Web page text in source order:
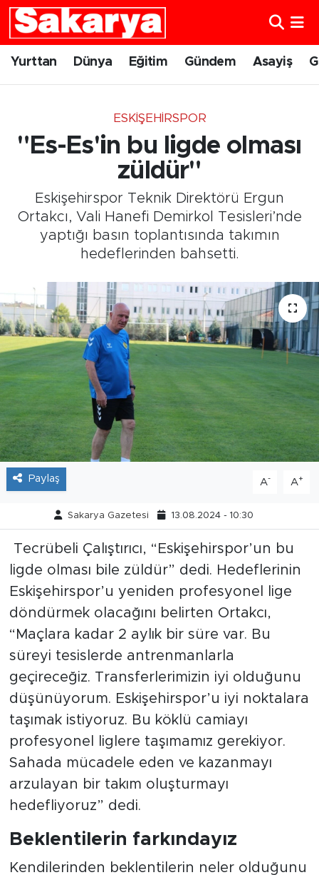
Yurttan Dünya Eğitim Gündem Asayiş
ESKIŞEHIRSPOR
"Es-Es'in bu ligde olması
züldür"
Eskişehirspor Teknik Direktörü Ergun
Ortakcı, Vali Hanefi Demirkol Tesisleri’nde
yaptığı basın toplantısında takımın
hedeflerinden bahsetti.
Paylaş A- A+
Sakarya Gazetesi 13.08.2024 - 10:30
Tecrübeli Çalıştırıcı, “Eskişehirspor’un bu
ligde olması bile züldür” dedi. Hedeflerinin
Eskişehirspor’u yeniden profesyonel lige
döndürmek olacağını belirten Ortakcı,
“Maçlara kadar 2 aylık bir süre var. Bu
süreyi tesislerde antrenmanlarla
geçireceğiz. Transferlerimizin iyi olduğunu
düşünüyorum. Eskişehirspor’u iyi noktalara
taşımak istiyoruz. Bu köklü camiayı
profesyonel liglere taşımamız gerekiyor.
Sahada mücadele eden ve kazanmayı
arzulayan bir takım oluşturmayı
hedefliyoruz” dedi.
Beklentilerin farkındayız
Kendilerinden beklentilerin neler olduğunu
Yurttan
Eskişehirspor
Spor
Kültür Sanat
Tarihçe
Resmi İlanlar
Söyleşi
Foto Şaka
Teknoloji
Politika
Eskişehir Nöbetçi Eczaneler
Eskişehir Namaz Vakitleri
Eskişehir Trafik Yoğunluk Haritası
Süper Lig Puan Durumu ve Fikstür
Tüm Manşetler
Haber Arşivi